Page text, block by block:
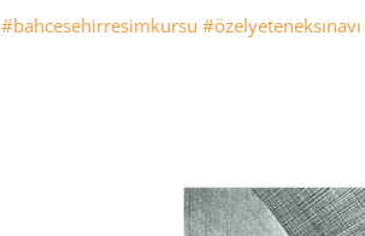
#bahcesehirresimkursu #özelyeteneksınavı